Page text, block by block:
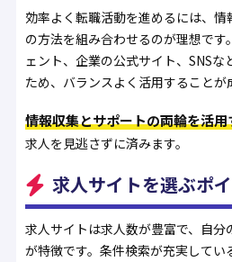
効率よく転職活動を進めるには、
の方法を組み合わせるのが理想で
ェント、企業の公式サイト、SNSな
ため、バランスよく活用することが
情報収集とサポートの両輪を活用
求人を見逃さずに済みます。
求人サイトを選ぶポ
求人サイトは求人数が豊富で、自分
が特徴です。条件検索が充実して